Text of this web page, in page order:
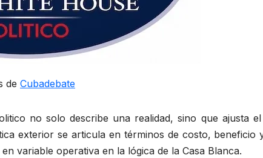
de Cubadebate
no solo describe una realidad, sino que
exterior se articula en términos de costo, beneficio
variable operativa en la lógica de la Casa Blanca.